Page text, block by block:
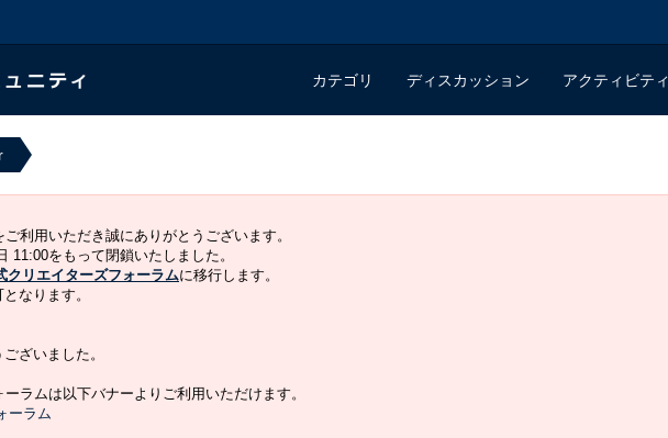
カテゴリ ディスカッション アクティビティ
利用いただき誠にありがとうございます。
11:00をもって閉鎖いたしました。
クリエイターズフォーラムに移行します。
なります。
ざいました。
ラムは以下バナーよりご利用いただけます。